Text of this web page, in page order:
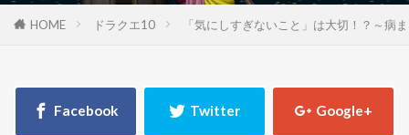
HOME ドラクエ10 「気にしすぎないこと」は大切！？～病